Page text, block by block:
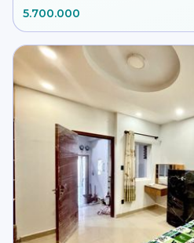
5.700.000